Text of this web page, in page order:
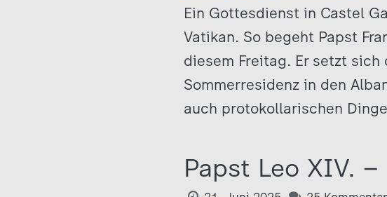
Ein Gottesdienst in Castel
Vatikan. So begeht Papst
diesem Freitag. Er setzt
Sommerresidenz in den
auch protokollarischen
Papst Leo XIV.